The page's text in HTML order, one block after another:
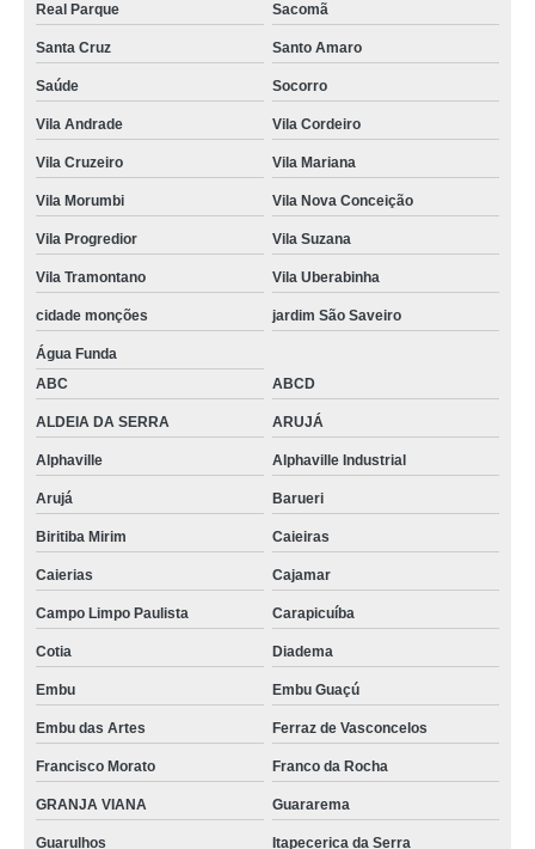
Real Parque Sacomã
Santa Cruz Santo Amaro
Saúde Socorro
Vila Andrade Vila Cordeiro
Vila Cruzeiro Vila Mariana
Vila Morumbi Vila Nova Conceição
Vila Progredior Vila Suzana
Vila Tramontano Vila Uberabinha
cidade monções jardim São Saveiro
Água Funda
ABC
ABCD
ALDEIA DA SERRA ARUJÁ
Alphaville Alphaville Industrial
Arujá Barueri
Biritiba Mirim Caieiras
Caierias Cajamar
Campo Limpo Paulista Carapicuíba
Cotia Diadema
Embu Embu Guaçú
Embu das Artes Ferraz de Vasconcelos
Francisco Morato Franco da Rocha
GRANJA VIANA Guararema
Guarulhos Itapecerica da Serra